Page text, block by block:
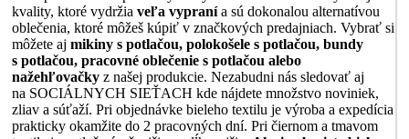
kvality, ktoré vydržia veľa vypranía sú dokonalou alternatívou
oblečenia, ktoré môžeš kúpiť v značkových predajniach. Vybrať si
môžete aj mikiny s potlačou, polokošele s potlačou, bundy
s potlačou, pracovné oblečenie s potlačou alebo
nažehľovačky z našej produkcie. Nezabudni nás sledovať aj
na SOCIÁLNYCH SIEŤACH kde nájdete množstvo noviniek,
zliav a súťaží. Pri objednávke bieleho textilu je výroba a expedícia
prakticky okamžite do 2 pracovných dní. Pri čiernom a tmavom